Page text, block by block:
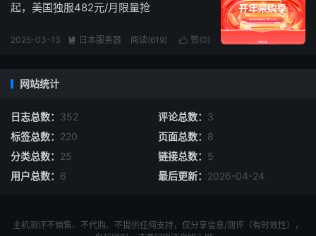
起，美国独服482元/月限量抢
 赞(0)
2025-03-13  日本服务器 阅读(619)
网站统计
日志总数： 352 评论总数： 3
标签总数： 220 页面总数： 8
分类总数： 25 链接总数： 5
用户总数： 6 最后更新： 2026-04-24
主机测评不销售、不代购、不提供任何支持，仅分享信息/测评（有时效性），